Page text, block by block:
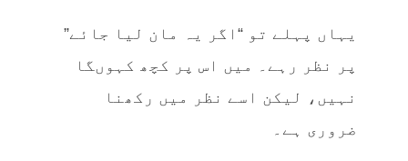
یہاں پہلے تو “اگر یہ مان لیا جائے”
پر نظر رہے۔ میں اس پر کچھ کہوںگا
نہیں، لیکن اسے نظر میں رکھنا
ضروری ہے۔